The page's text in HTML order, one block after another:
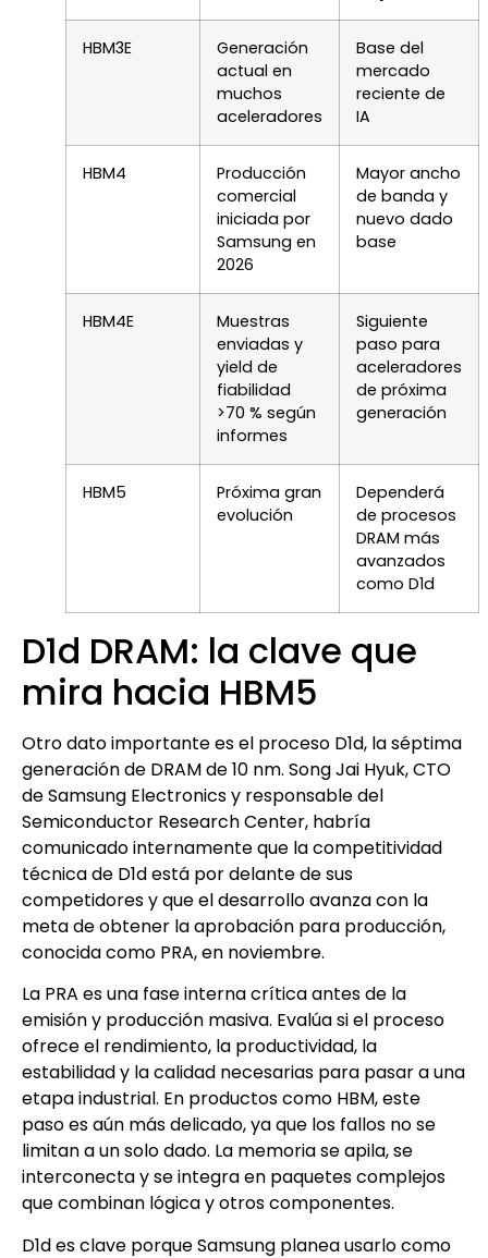
HBM3E
Generación
actual en
muchos
aceleradores
Base del
mercado
reciente de
IA
HBM4
Producción
comercial
iniciada por
Samsung en
2026
Mayor ancho
de banda y
nuevo dado
base
HBM4E
Muestras
enviadas y
yield de
fiabilidad
>70 % según
informes
Siguiente
paso para
aceleradores
de próxima
generación
HBM5
Próxima gran
evolución
Dependerá
de procesos
DRAM más
avanzados
como D1d
D1d DRAM: la clave que
mira hacia HBM5
Otro dato importante es el proceso D1d, la séptima
generación de DRAM de 10 nm. Song Jai Hyuk, CTO
de Samsung Electronics y responsable del
Semiconductor Research Center, habría
comunicado internamente que la competitividad
técnica de D1d está por delante de sus
competidores y que el desarrollo avanza con la
meta de obtener la aprobación para producción,
conocida como PRA, en noviembre.
La PRA es una fase interna crítica antes de la
emisión y producción masiva. Evalúa si el proceso
ofrece el rendimiento, la productividad, la
estabilidad y la calidad necesarias para pasar a una
etapa industrial. En productos como HBM, este
paso es aún más delicado, ya que los fallos no se
limitan a un solo dado. La memoria se apila, se
interconecta y se integra en paquetes complejos
que combinan lógica y otros componentes.
D1d es clave porque Samsung planea usarlo como